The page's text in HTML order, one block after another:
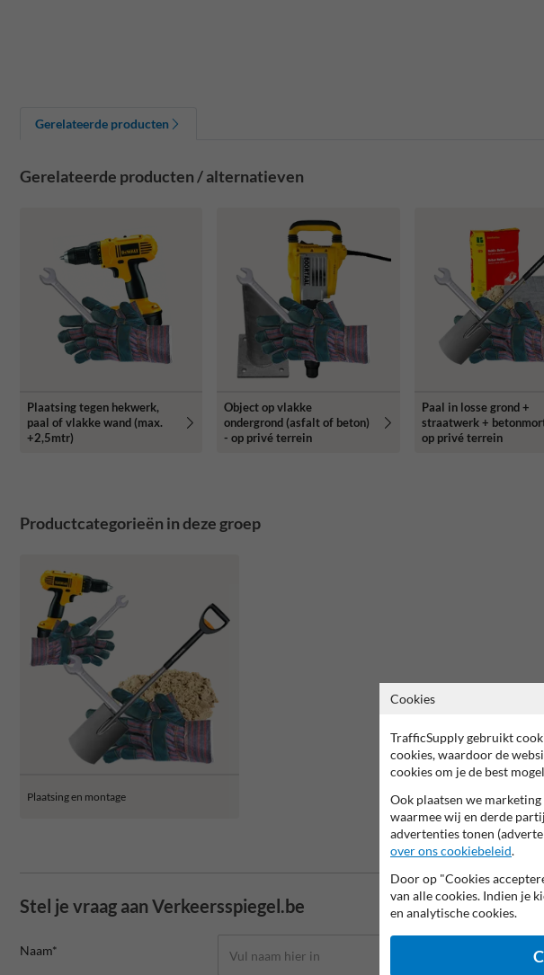
Gerelateerde producten
Gerelateerde producten / alternatieven
Plaatsing tegen hekwerk,
paal of vlakke wand (max.
+2,5mtr)
Object op vlakke
ondergrond (asfalt of beton)
- op privé terrein
Paal in losse grond +
straatwerk +
op privé terrein
Productcategorieën in deze groep
Plaatsing en montage
Stel je vraag aan Verkeersspiegel.be
Naam*
Cookies
TrafficSupply gebruikt
cookies, waardoor de
cookies om je de best
Ook plaatsen we
waarmee wij en derde
advertenties tonen
over ons cookiebeleid.
Door op "Cookies
van alle cookies. Indien je
en analytische cookies.